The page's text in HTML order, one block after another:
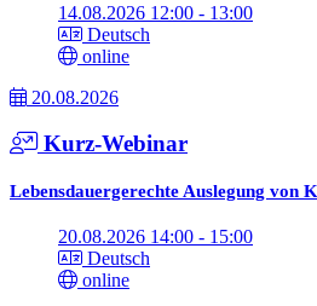
14.08.2026 12:00 - 13:00
Deutsch
online
20.08.2026
Kurz-Webinar
Lebensdauergerechte Auslegung von
20.08.2026 14:00 - 15:00
Deutsch
online